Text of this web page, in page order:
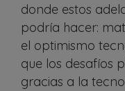
donde estos
podría hacer:
el optimismo
que los desafíos
gracias a la